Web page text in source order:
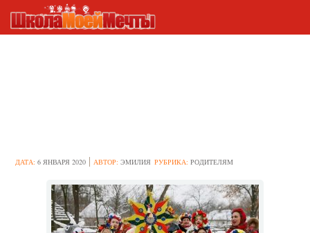
ДАТА:6 ЯНВАРЯ 2020 АВТОР:ЭМИЛИЯ РУБРИКА:РОДИТЕЛЯМ